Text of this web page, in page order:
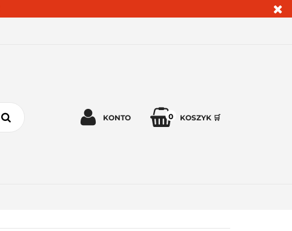
KONTO 0 KOSZYK 🛒